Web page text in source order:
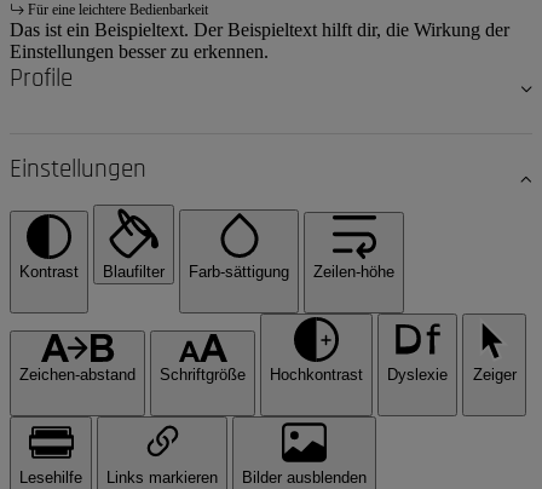
Für eine leichtere Bedienbarkeit
Das ist ein Beispieltext. Der Beispieltext hilft dir, die Wirkung der
Einstellungen besser zu erkennen.
Profile
Einstellungen
Kontrast Blaufilter Farb-sättigung Zeilen-höhe
Zeichen-abstand Schriftgröße Hochkontrast Dyslexie Zeiger
Lesehilfe Links markieren Bilder ausblenden